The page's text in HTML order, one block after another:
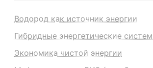
Водород как источник энергии
Гибридные энергетические
Экономика чистой энергии